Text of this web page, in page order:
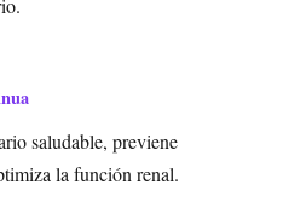
saludable, previene
la función renal.